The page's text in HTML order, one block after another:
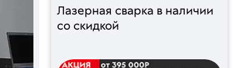
Лазерная сварка в наличии
со скидкой